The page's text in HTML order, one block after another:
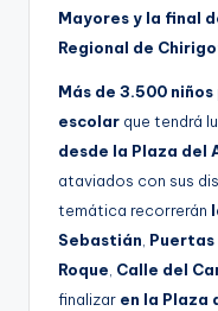
Mayores y la final
Regional de
Más de 3.500 niños
escolar que tendrá
desde la Plaza del
ataviados con sus
temática recorrerán
Sebastián, Puertas
Roque, Calle del
finalizar en la Plaza